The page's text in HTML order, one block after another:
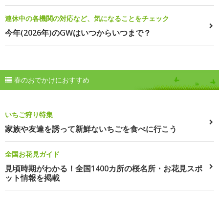
連休中の各機関の対応など、気になることをチェック
今年(2026年)のGWはいつからいつまで？
春のおでかけにおすすめ
いちご狩り特集
家族や友達を誘って新鮮ないちごを食べに行こう
全国お花見ガイド
見頃時期がわかる！全国1400カ所の桜名所・お花見スポ
ット情報を掲載